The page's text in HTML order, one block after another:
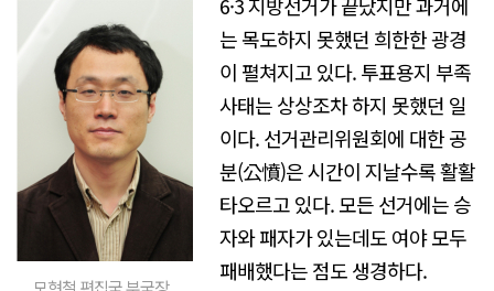
6·3 지방선거가 끝났지만 과거에
는 목도하지 못했던 희한한 광경
이 펼쳐지고 있다. 투표용지 부족
사태는 상상조차 하지 못했던 일
이다. 선거관리위원회에 대한 공
분(公憤)은 시간이 지날수록 활활
타오르고 있다. 모든 선거에는 승
자와 패자가 있는데도 여야 모두
패배했다는 점도 생경하다.